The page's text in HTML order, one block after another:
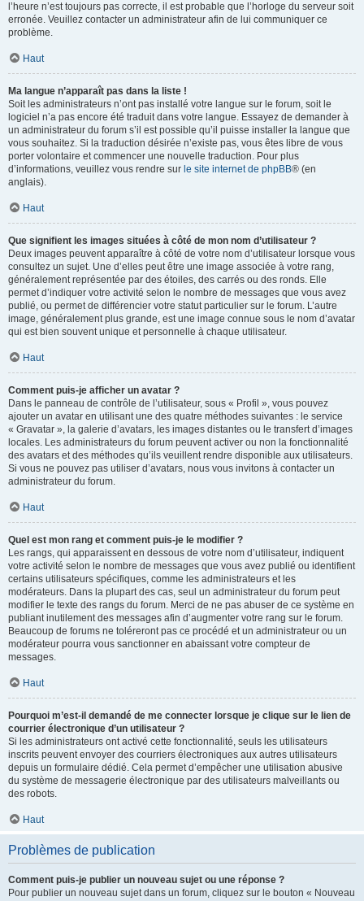
l’heure n’est toujours pas correcte, il est probable que l’horloge du serveur soit
erronée. Veuillez contacter un administrateur afin de lui communiquer ce
problème.
Haut
Ma langue n’apparaît pas dans la liste !
Soit les administrateurs n’ont pas installé votre langue sur le forum, soit le
logiciel n’a pas encore été traduit dans votre langue. Essayez de demander à
un administrateur du forum s’il est possible qu’il puisse installer la langue que
vous souhaitez. Si la traduction désirée n’existe pas, vous êtes libre de vous
porter volontaire et commencer une nouvelle traduction. Pour plus
d’informations, veuillez vous rendre sur le site internet de phpBB® (en
anglais).
Haut
Que signifient les images situées à côté de mon nom d’utilisateur ?
Deux images peuvent apparaître à côté de votre nom d’utilisateur lorsque vous
consultez un sujet. Une d’elles peut être une image associée à votre rang,
généralement représentée par des étoiles, des carrés ou des ronds. Elle
permet d’indiquer votre activité selon le nombre de messages que vous avez
publié, ou permet de différencier votre statut particulier sur le forum. L’autre
image, généralement plus grande, est une image connue sous le nom d’avatar
qui est bien souvent unique et personnelle à chaque utilisateur.
Haut
Comment puis-je afficher un avatar ?
Dans le panneau de contrôle de l’utilisateur, sous « Profil », vous pouvez
ajouter un avatar en utilisant une des quatre méthodes suivantes : le service
« Gravatar », la galerie d’avatars, les images distantes ou le transfert d’images
locales. Les administrateurs du forum peuvent activer ou non la fonctionnalité
des avatars et des méthodes qu’ils veuillent rendre disponible aux utilisateurs.
Si vous ne pouvez pas utiliser d’avatars, nous vous invitons à contacter un
administrateur du forum.
Haut
Quel est mon rang et comment puis-je le modifier ?
Les rangs, qui apparaissent en dessous de votre nom d’utilisateur, indiquent
votre activité selon le nombre de messages que vous avez publié ou identifient
certains utilisateurs spécifiques, comme les administrateurs et les
modérateurs. Dans la plupart des cas, seul un administrateur du forum peut
modifier le texte des rangs du forum. Merci de ne pas abuser de ce système en
publiant inutilement des messages afin d’augmenter votre rang sur le forum.
Beaucoup de forums ne toléreront pas ce procédé et un administrateur ou un
modérateur pourra vous sanctionner en abaissant votre compteur de
messages.
Haut
Pourquoi m’est-il demandé de me connecter lorsque je clique sur le lien de
courrier électronique d’un utilisateur ?
Si les administrateurs ont activé cette fonctionnalité, seuls les utilisateurs
inscrits peuvent envoyer des courriers électroniques aux autres utilisateurs
depuis un formulaire dédié. Cela permet d’empêcher une utilisation abusive
du système de messagerie électronique par des utilisateurs malveillants ou
des robots.
Haut
Problèmes de publication
Comment puis-je publier un nouveau sujet ou une réponse ?
Pour publier un nouveau sujet dans un forum, cliquez sur le bouton « Nouveau